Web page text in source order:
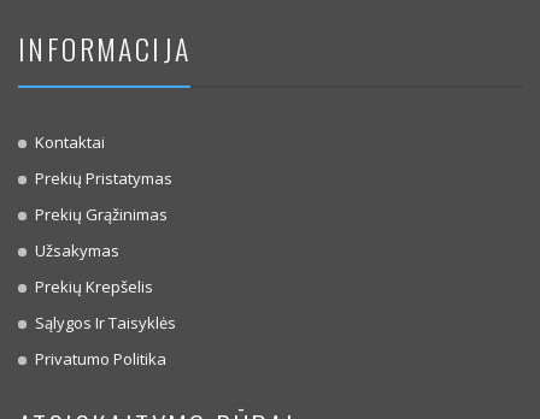
INFORMACIJA
Kontaktai
Prekių Pristatymas
Prekių Grąžinimas
Užsakymas
Prekių Krepšelis
Sąlygos Ir Taisyklės
Privatumo Politika